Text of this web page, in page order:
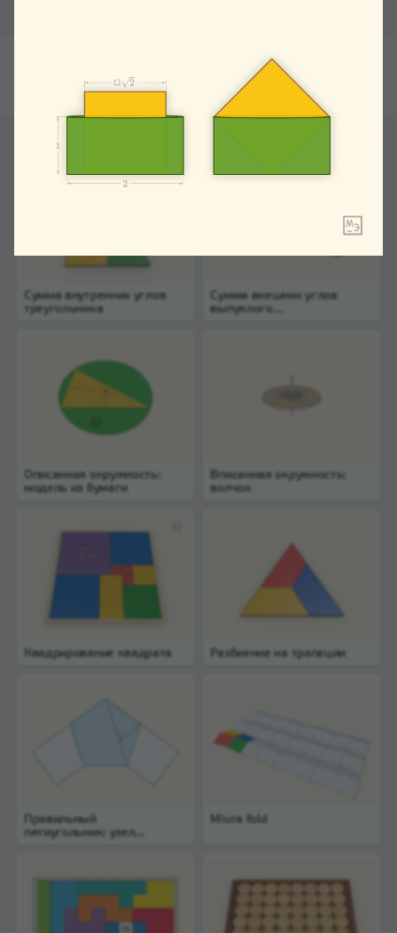
Hirokazu Iwasawa. Square in the Bag and Other
Puzzles for Classroom.
Сумма внутренних углов
треугольника
Сумма внешних углов
выпуклого
Описанная окружность:
модель из бумаги
Вписанная окружность:
волчок
Квадрирование квадрата Разбиение на трапеции
Правильный
пятиугольник: узел
Miura fold